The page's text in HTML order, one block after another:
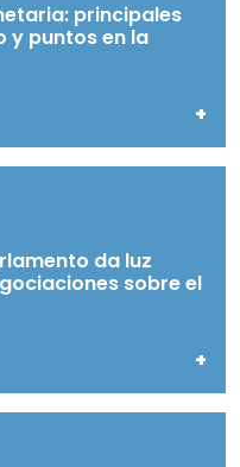
principales
y puntos en la
+
da luz
sobre el
+